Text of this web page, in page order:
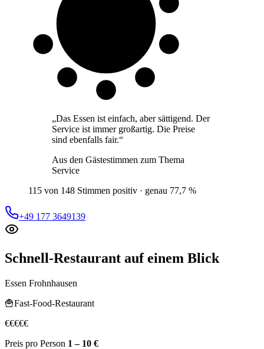
„Das Essen ist einfach, aber sättigend. Der
Service ist immer großartig. Die Preise
sind ebenfalls fair.“
Aus den Gästestimmen zum Thema
Service
115 von 148 Stimmen positiv · genau 77,7 %
+49 177 3649139
Schnell-Restaurant auf einem Blick
Essen Frohnhausen
🍟Fast-Food-Restaurant
€€€€€
Preis pro Person 1 – 10 €